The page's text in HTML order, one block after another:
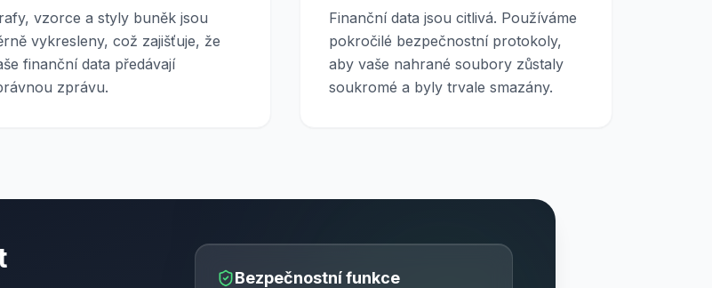
vzorce a styly buněk jsou
vykresleny, což zajišťuje, že
finanční data předávají
zprávu.
Finanční data jsou citlivá. Používáme
pokročilé bezpečnostní protokoly,
aby vaše nahrané soubory zůstaly
soukromé a byly trvale smazány.
Bezpečnostní funkce